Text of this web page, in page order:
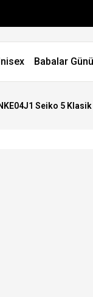
Babalar
Seiko 5